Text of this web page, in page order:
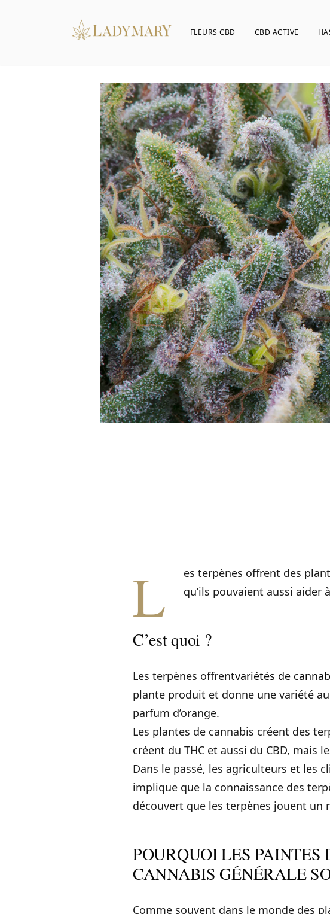
FLEURS CBD CBD ACTIVE
L
es terpènes offrent des
qu’ils pouvaient aussi aider
C’est quoi ?
Les terpènes offrentvariétés de
plante produit et donne une variété
parfum d’orange.
Les plantes de cannabis créent des
créent du THC et aussi du CBD, mais
Dans le passé, les agriculteurs et les
implique que la connaissance des
découvert que les terpènes jouent un
POURQUOI LES
CANNABIS GÉNÉRALE
Comme souvent dans le monde des